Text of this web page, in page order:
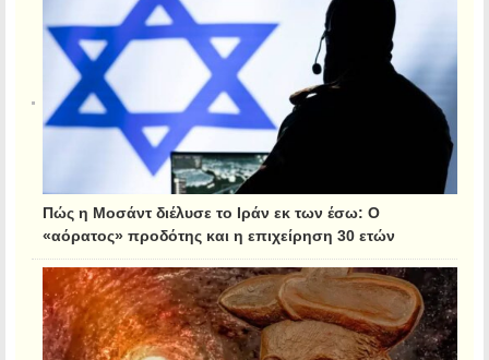
Πώς η Μοσάντ διέλυσε το Ιράν εκ των έσω: Ο
«αόρατος» προδότης και η επιχείρηση 30 ετών